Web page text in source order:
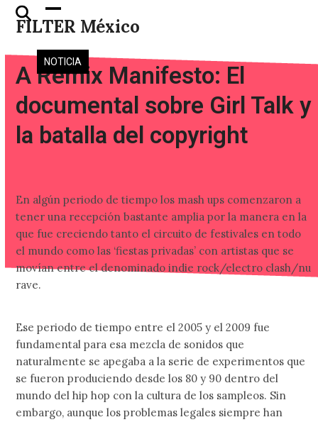
Skip
FILTER México
Open
mobile
menu
Close
mobile
menu
NOTICIA
A Remix Manifesto: El
documental sobre Girl Talk y
la batalla del copyright
En algún periodo de tiempo los mash ups comenzaron a
tener una recepción bastante amplia por la manera en la
que fue creciendo tanto el circuito de festivales en todo
el mundo como las ‘fiestas privadas’ con artistas que se
movían entre el denominado indie rock/electro clash/nu
rave.
Ese periodo de tiempo entre el 2005 y el 2009 fue
fundamental para esa mezcla de sonidos que
naturalmente se apegaba a la serie de experimentos que
se fueron produciendo desde los 80 y 90 dentro del
mundo del hip hop con la cultura de los sampleos. Sin
embargo, aunque los problemas legales siempre han